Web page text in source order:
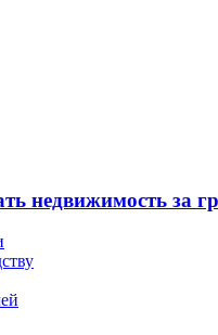
недвижимость за